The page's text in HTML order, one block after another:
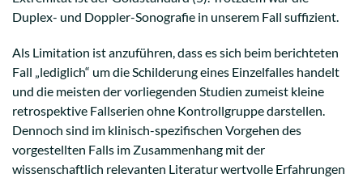
Duplex- und Doppler-Sonografie in unserem Fall suffizient.
Als Limitation ist anzuführen, dass es sich beim berichteten
Fall „lediglich“ um die Schilderung eines Einzelfalles handelt
und die meisten der vorliegenden Studien zumeist kleine
retrospektive Fallserien ohne Kontrollgruppe darstellen.
Dennoch sind im klinisch-spezifischen Vorgehen des
vorgestellten Falls im Zusammenhang mit der
wissenschaftlich relevanten Literatur wertvolle Erfahrungen